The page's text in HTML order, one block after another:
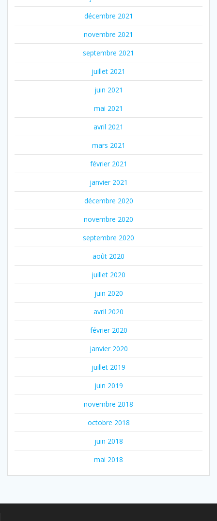
décembre 2021
novembre 2021
septembre 2021
juillet 2021
juin 2021
mai 2021
avril 2021
mars 2021
février 2021
janvier 2021
décembre 2020
novembre 2020
septembre 2020
août 2020
juillet 2020
juin 2020
avril 2020
février 2020
janvier 2020
juillet 2019
juin 2019
novembre 2018
octobre 2018
juin 2018
mai 2018